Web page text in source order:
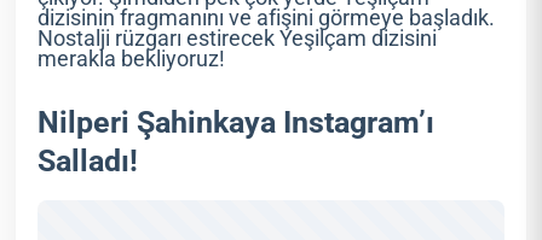
dizisinin fragmanını ve afişini görmeye başladık.
Nostalji rüzgarı estirecek Yeşilçam dizisini
merakla bekliyoruz!
Nilperi Şahinkaya Instagram’ı
Salladı!